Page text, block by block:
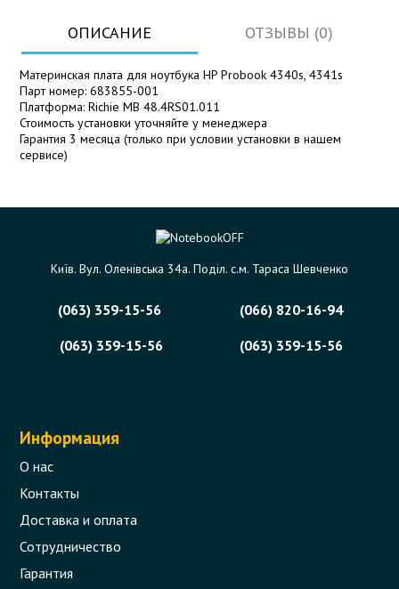
ОПИСАНИЕ ОТЗЫВЫ (0)
Материнская плата для ноутбука HP Probook 4340s, 4341s
Парт номер: 683855-001
Платформа: Richie MB 48.4RS01.011
Стоимость установки уточняйте у менеджера
Гарантия 3 месяца (только при условии установки в нашем
сервисе)
Київ. Вул. Оленівська 34а. Поділ. с.м. Тараса Шевченко
(063) 359-15-56
(066) 820-16-94
(063) 359-15-56
(063) 359-15-56
Информация
О нас
Контакты
Доставка и оплата
Сотрудничество
Гарантия